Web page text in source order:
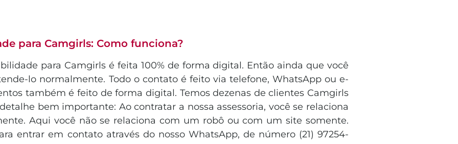
para Camgirls: Como funciona?
para Camgirls é feita 100% de forma digital. Então ainda que você
lo normalmente. Todo o contato é feito via telefone, WhatsApp ou e-
também é feito de forma digital. Temos dezenas de clientes Camgirls
bem importante: Ao contratar a nossa assessoria, você se relaciona
Aqui você não se relaciona com um robô ou com um site somente.
entrar em contato através do nosso WhatsApp, de número (21) 97254-